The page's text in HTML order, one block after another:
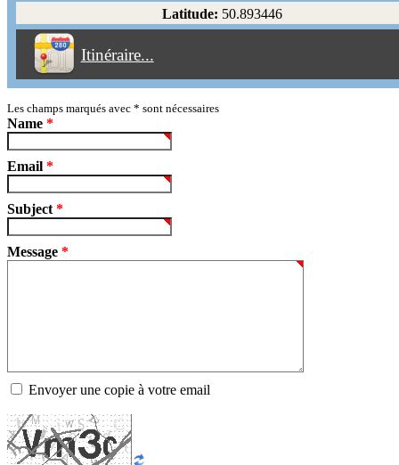
Latitude: 50.893446
Itinéraire...
Éviter les péages
Partir! Reset
Les champs marqués avec * sont nécessaires
Name *
Email *
Subject *
Message *
Envoyer une copie à votre email